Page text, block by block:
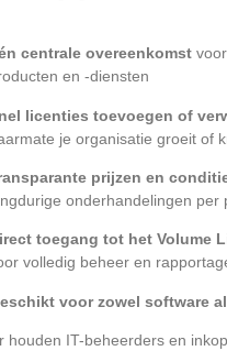
centrale overeenkomst
en -diensten
licenties toevoegen of
je organisatie groeit of
prijzen en
onderhandelingen per
toegang tot het Volume
volledig beheer en
voor zowel software
houden IT-beheerders en